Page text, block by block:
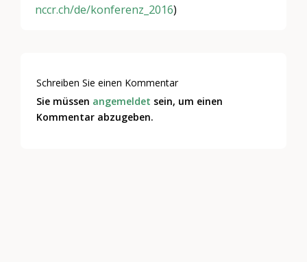
nccr.ch/de/konferenz_2016)
Schreiben Sie einen Kommentar
Sie müssen angemeldet sein, um einen
Kommentar abzugeben.